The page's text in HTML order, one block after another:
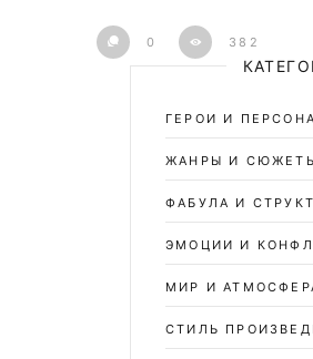
0 382
ГЕРОИ И
ЖАНРЫ И
ФАБУЛА И
ЭМОЦИИ И
МИР И
СТИЛЬ